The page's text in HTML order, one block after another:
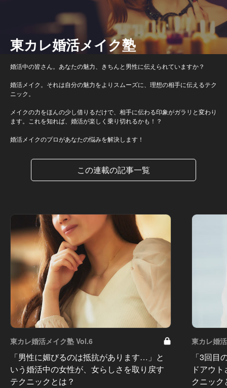
東カレ婚活メイク塾
婚活中の皆さん。あなたの魅力、きちんと男性に伝えられていますか？
婚活メイク。それは自分の魅力をよりスムーズに、理想の相手に伝えるテク
ニック。
メイクの力をほんの少し借りるだけで、相手に伝わる印象がガラリと変わり
ます。これを知れば、婚活が楽しく乗り切れるかも！？
婚活メイクのプロがあなたの悩みを解決します！
この連載の記事一覧
東カレ婚活メイク塾 Vol.6
「男性に媚びるのは抵抗があります…」と
いう婚活中の女性が、女らしさを取り戻す
テクニックとは？
東カレ婚
「3回目
ドアウ
クニック